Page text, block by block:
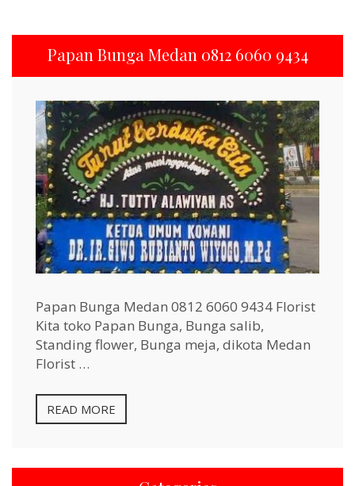
Papan Bunga Medan 0812 6060 9434
Papan Bunga Medan 0812 6060 9434 Florist
Kita toko Papan Bunga, Bunga salib,
Standing flower, Bunga meja, dikota Medan
Florist …
READ MORE